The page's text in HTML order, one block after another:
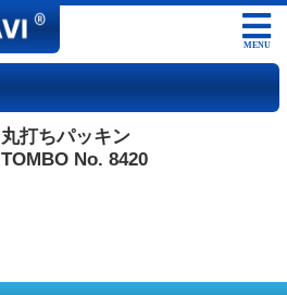
MENU
丸打ちパッキン
TOMBO No. 8420